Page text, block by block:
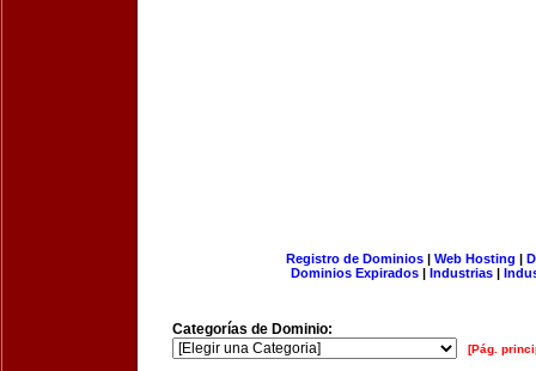
Registro de Dominios| Web Hosting |
Dominios Expirados | Industrias |
Categorías de Dominio:
[Pág.